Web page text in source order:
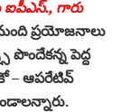
గారు
ప్రయోజనాలు
పొందేకన్న పెద్ద
– ఆపరేటివ్